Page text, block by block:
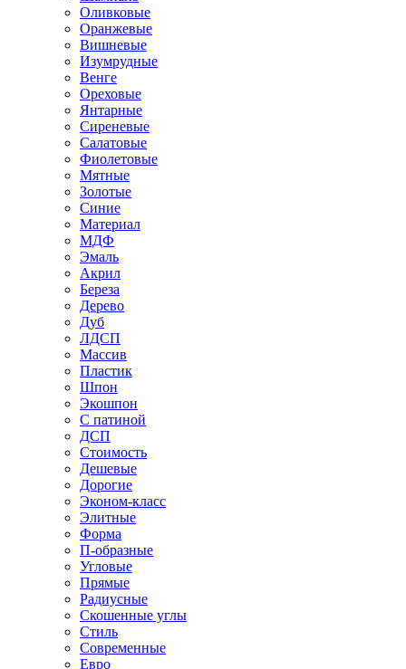
Оливковые
Оранжевые
Вишневые
Изумрудные
Венге
Ореховые
Янтарные
Сиреневые
Салатовые
Фиолетовые
Мятные
Золотые
Синие
Материал
МДФ
Эмаль
Акрил
Береза
Дерево
Дуб
ЛДСП
Массив
Пластик
Шпон
Экошпон
С патиной
ДСП
Стоимость
Дешевые
Дорогие
Эконом-класс
Элитные
Форма
П-образные
Угловые
Прямые
Радиусные
Скошенные углы
Стиль
Современные
Евро